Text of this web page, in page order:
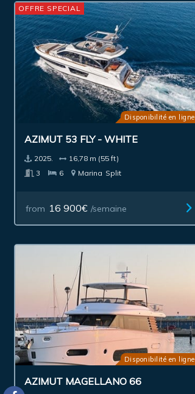
Disponibilité en ligne
AZIMUT 53 FLY - WHITE
2025.
16,78 m (55 ft)
3
6 Marina Split
from 16 900€ /semaine
OFFRE SPECIAL
Disponibilité en ligne
AZIMUT MAGELLANO 66